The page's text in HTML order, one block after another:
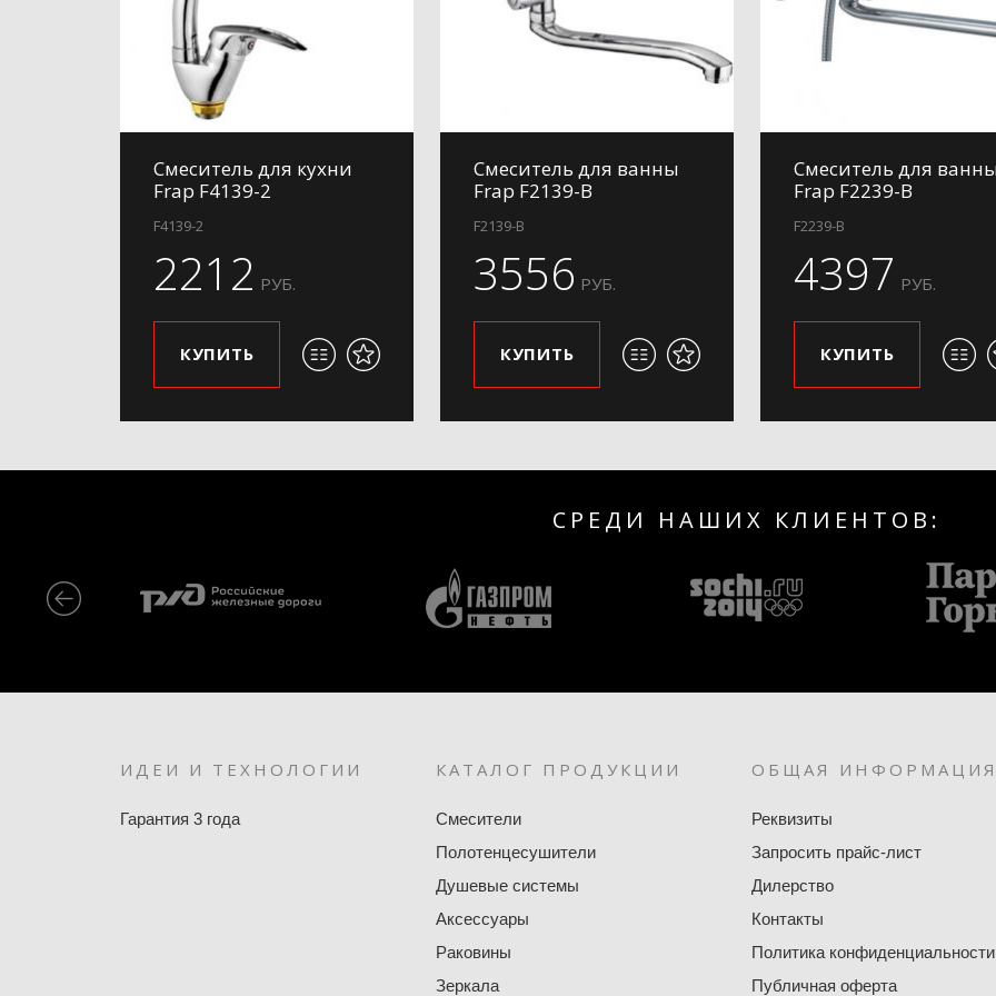
Смеситель для кухни
Frap F4139-2
F4139-2
2212 РУБ.
КУПИТЬ
Смеситель для ванны
Frap F2139-B
F2139-B
3556 РУБ.
КУПИТЬ
Смеситель для
Frap F2239-B
F2239-B
4397 РУБ.
КУПИТЬ
СРЕДИ НАШИХ КЛИЕНТОВ:
ИДЕИ И ТЕХНОЛОГИИ
Гарантия 3 года
КАТАЛОГ ПРОДУКЦИИ
Смесители
Полотенцесушители
Душевые системы
Аксессуары
Раковины
Зеркала
ОБЩАЯ
Реквизиты
Запросить прайс-лист
Дилерство
Контакты
Политика конфиденциальности
Публичная оферта